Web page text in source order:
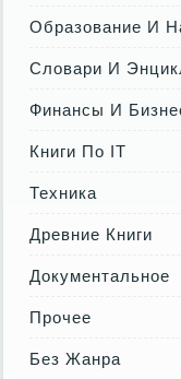
Образование И
Словари И
Финансы И
Книги По IT
Техника
Древние Книги
Документальное
Прочее
Без Жанра